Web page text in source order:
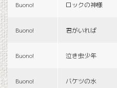
Buono! ロックの神様
Buono! 君がいれば
Buono! 泣き虫少年
Buono! バケツの水